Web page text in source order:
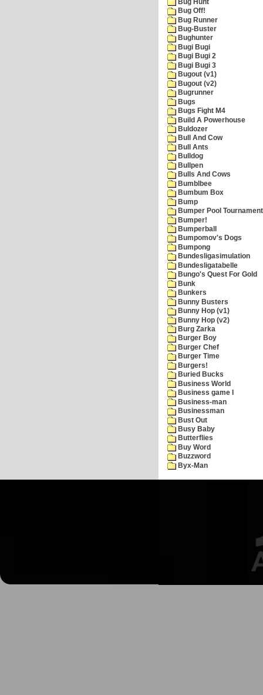
Bug Hunt
Bug Off!
Bug Runner
Bug-Buster
Bughunter
Bugi Bugi
Bugi Bugi 2
Bugi Bugi 3
Bugout (v1)
Bugout (v2)
Bugrunner
Bugs
Bugs Fight M4
Build A Powerhouse
Buldozer
Bull And Cow
Bull Ants
Bulldog
Bullpen
Bulls And Cows
Bumblbee
Bumbum Box
Bump
Bumper Pool Tournament
Bumper!
Bumperball
Bumpomov's Dogs
Bumpong
Bundesligasimulation
Bundesligatabelle
Bungo's Quest For Gold
Bunk
Bunkers
Bunny Busters
Bunny Hop (v1)
Bunny Hop (v2)
Burg Zarka
Burger Boy
Burger Chef
Burger Time
Burgers!
Buried Bucks
Business World
Business game I
Business-man
Businessman
Bust Out
Busy Baby
Butterflies
Buy Word
Buzzword
Byx-Man